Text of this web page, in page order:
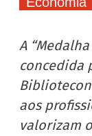
A
concedida
aos
valorizam